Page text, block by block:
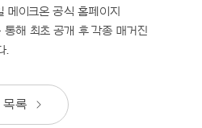
메이크온 공식 홈페이지
통해 최초 공개 후 각종 매거진
.
목록